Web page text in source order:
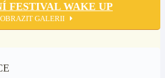
FESTIVAL WAKE UP
GALERII